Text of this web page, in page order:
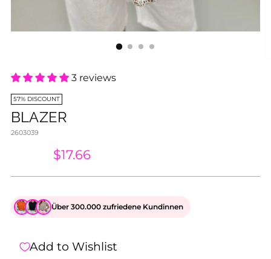
3 reviews
57% DISCOUNT
BLAZER
2603039
$17.66
Über 300.000 zufriedene Kundinnen
Add to Wishlist